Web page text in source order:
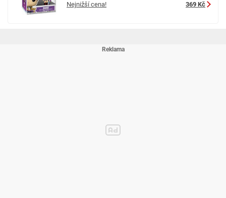
Nejnižší cena! 369 Kč